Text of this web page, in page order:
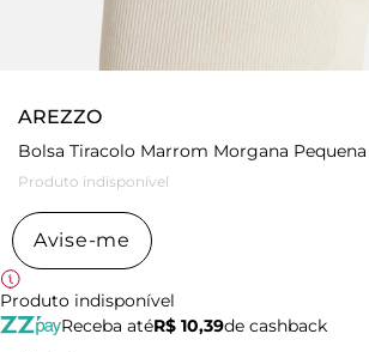
AREZZO
Bolsa Tiracolo Marrom Morgana Pequena
Produto indisponível
Avise-me
Produto indisponível
Receba atéR$ 10,39de cashback